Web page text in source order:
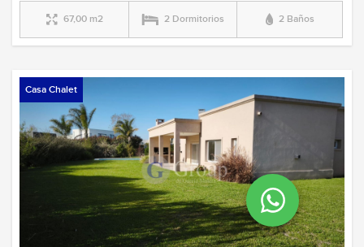
67,00 m2 2 Dormitorios 2 Baños
Casa Chalet